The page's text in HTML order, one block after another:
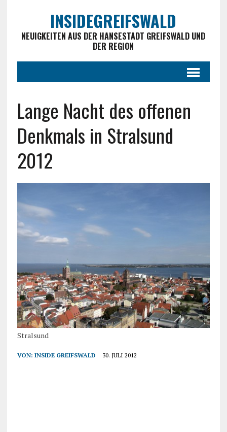
INSIDEGREIFSWALD
NEUIGKEITEN AUS DER HANSESTADT GREIFSWALD UND
DER REGION
Lange Nacht des offenen
Denkmals in Stralsund
2012
Stralsund
VON: INSIDE GREIFSWALD 30. JULI 2012